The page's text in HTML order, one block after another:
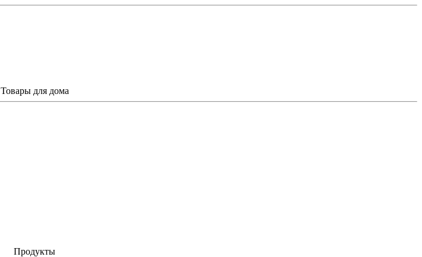
Товары для дома
Продукты